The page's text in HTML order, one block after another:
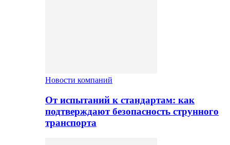
Новости компаний
От испытаний к стандартам: как
подтверждают безопасность струнного
транспорта